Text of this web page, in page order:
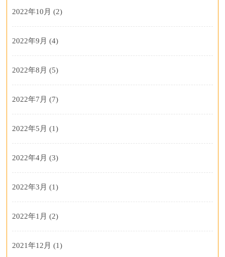
2022年10月 (2)
2022年9月 (4)
2022年8月 (5)
2022年7月 (7)
2022年5月 (1)
2022年4月 (3)
2022年3月 (1)
2022年1月 (2)
2021年12月 (1)